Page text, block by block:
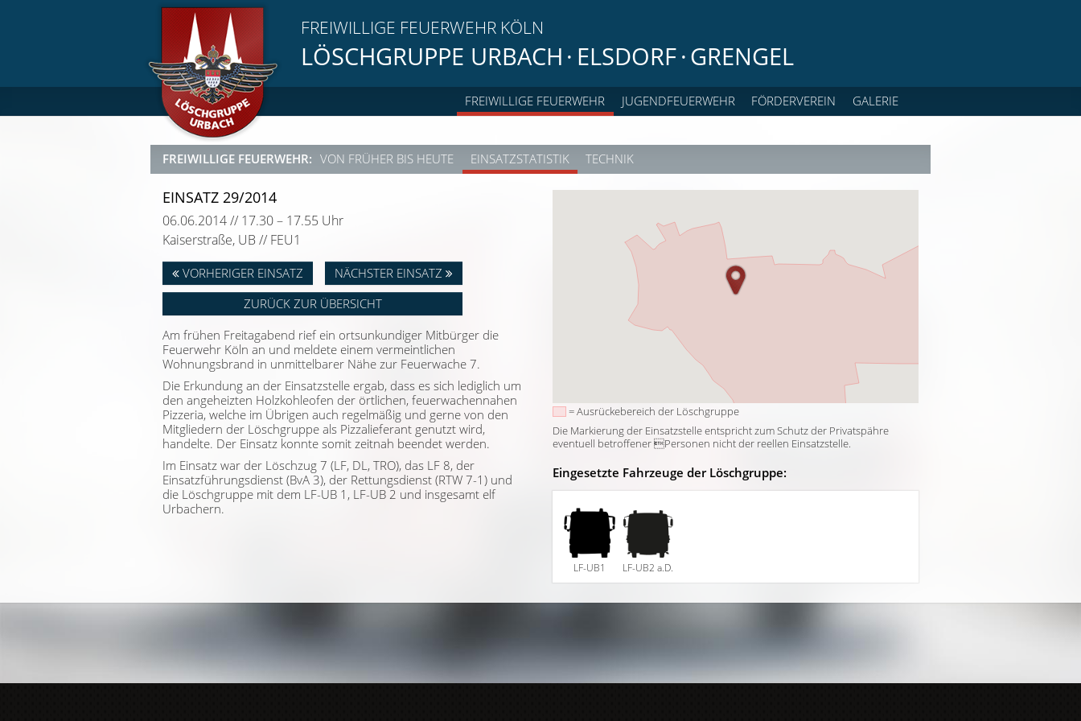
FREIWILLIGE FEUERWEHR KÖLN
LÖSCHGRUPPE URBACH · ELSDORF·GRENGEL
FREIWILLIGE FEUERWEHR JUGENDFEUERWEHR FÖRDERVEREIN GALERIE
FREIWILLIGE FEUERWEHR: VON FRÜHER BIS HEUTE EINSATZSTATISTIK TECHNIK
EINSATZ 29/2014
06.06.2014 // 17.30 – 17.55 Uhr
Kaiserstraße, UB // FEU1
VORHERIGER EINSATZ
NÄCHSTER EINSATZ
ZURÜCK ZUR ÜBERSICHT
Am frühen Freitagabend rief ein ortsunkundiger Mitbürger die
Feuerwehr Köln an und meldete einem vermeintlichen
Wohnungsbrand in unmittelbarer Nähe zur Feuerwache 7.
Die Erkundung an der Einsatzstelle ergab, dass es sich lediglich um
den angeheizten Holzkohleofen der örtlichen, feuerwachennahen
Pizzeria, welche im Übrigen auch regelmäßig und gerne von den
Mitgliedern der Löschgruppe als Pizzalieferant genutzt wird,
handelte. Der Einsatz konnte somit zeitnah beendet werden.
Im Einsatz war der Löschzug 7 (LF, DL, TRO), das LF 8, der
Einsatzführungsdienst (BvA 3), der Rettungsdienst (RTW 7-1) und
die Löschgruppe mit dem LF-UB 1, LF-UB 2 und insgesamt elf
Urbachern.
= Ausrückebereich der Löschgruppe
Die Markierung der Einsatzstelle entspricht zum Schutz der Privatspähre
eventuell betroffener Personen nicht der reellen Einsatzstelle.
Eingesetzte Fahrzeuge der Löschgruppe:
LF-UB1 LF-UB2 a.D.